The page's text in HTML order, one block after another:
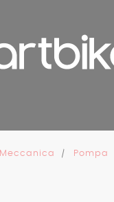
Meccanica Pompa